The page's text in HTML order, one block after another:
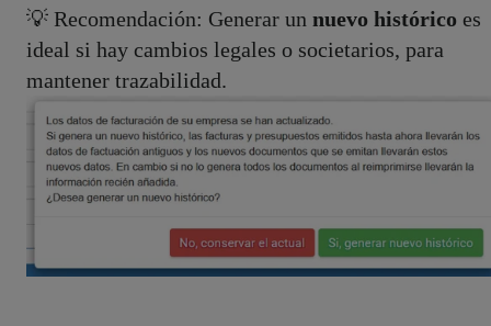
💡 Recomendación: Generar un nuevo histórico es
ideal si hay cambios legales o societarios, para
mantener trazabilidad.